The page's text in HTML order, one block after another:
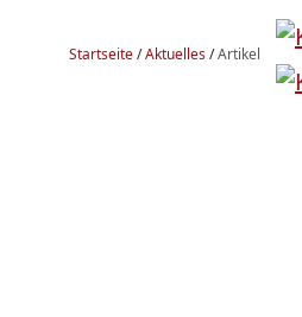
Startseite/Aktuelles/Artikel